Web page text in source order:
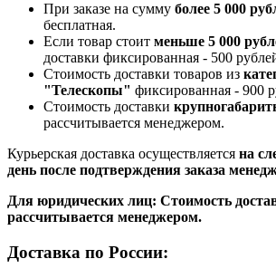
При заказе на сумму более 5 000
бесплатная.
Если товар стоит меньше 5 000
доставки фиксированная - 500
Стоимость доставки товаров из
"Телескопы" фиксированная - 900
Стоимость доставки
рассчитывается менеджером.
Курьерская доставка осуществляется на
день после подтверждения заказа
Для юридических лиц: Стоимость
рассчитывается менеджером.
Доставка по России: